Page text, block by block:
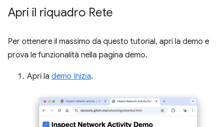
Apri il riquadro Rete
Per ottenere il massimo da questo tutorial, apri la demo e
prova le funzionalità nella pagina demo.
Apri la demo Inizia.